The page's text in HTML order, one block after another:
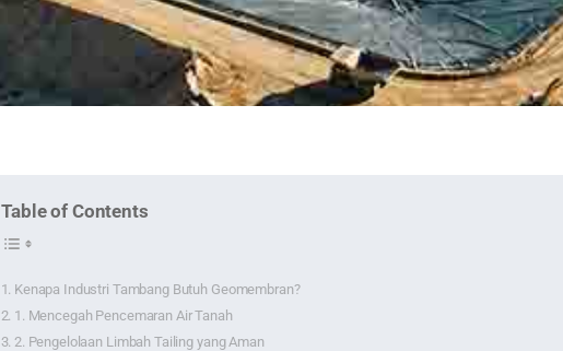
Table of Contents
Kenapa Industri Tambang Butuh Geomembran?
1. Mencegah Pencemaran Air Tanah
2. Pengelolaan Limbah Tailing yang Aman